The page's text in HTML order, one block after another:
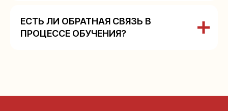
ЕСТЬ ЛИ ОБРАТНАЯ СВЯЗЬ В
ПРОЦЕССЕ ОБУЧЕНИЯ?